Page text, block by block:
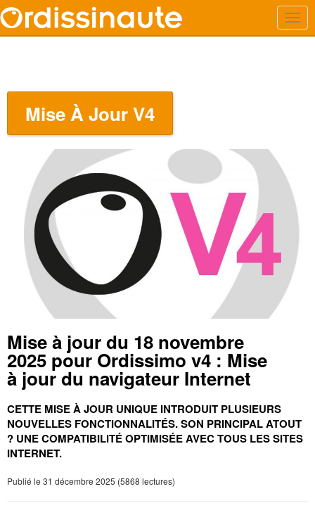
Mise À Jour V4
Mise à jour du 18 novembre
2025 pour Ordissimo v4 : Mise
à jour du navigateur Internet
CETTE MISE À JOUR UNIQUE INTRODUIT PLUSIEURS
NOUVELLES FONCTIONNALITÉS. SON PRINCIPAL ATOUT
? UNE COMPATIBILITÉ OPTIMISÉE AVEC TOUS LES SITES
INTERNET.
Publié le 31 décembre 2025 (5868 lectures)